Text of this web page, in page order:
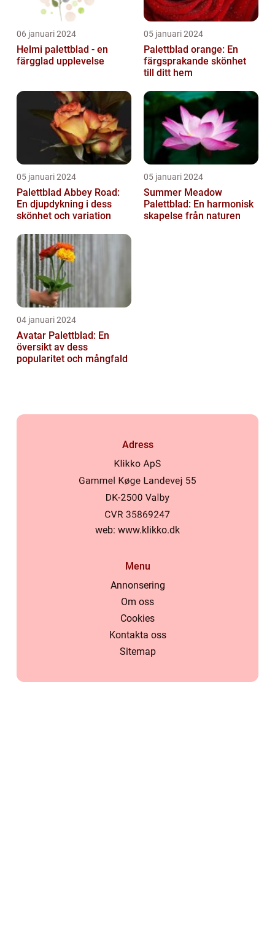
06 januari 2024
Helmi palettblad - en
färgglad upplevelse
05 januari 2024
Palettblad orange: En
färgsprakande skönhet
till ditt hem
05 januari 2024
Palettblad Abbey Road:
En djupdykning i dess
skönhet och variation
05 januari 2024
Summer Meadow
Palettblad: En harmonisk
skapelse från naturen
04 januari 2024
Avatar Palettblad: En
översikt av dess
popularitet och mångfald
Adress
web: www.klikko.dk
Menu
Annonsering
Om oss
Cookies
Kontakta oss
Sitemap